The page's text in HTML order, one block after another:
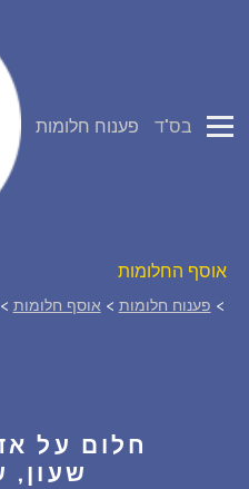
פענוח חלומות בס"ד
יומן החלומות שלך (0)
אוסף החלומות
רכישת אוצר החלומות $
> פענוח חלומות >אוסף חלומות >
חלום על
שעון,